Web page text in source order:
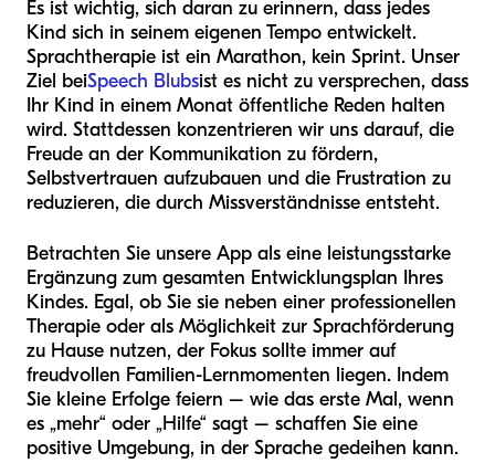
Es ist wichtig, sich daran zu erinnern, dass jedes
Kind sich in seinem eigenen Tempo entwickelt.
Sprachtherapie ist ein Marathon, kein Sprint. Unser
Ziel beiSpeech Blubsist es nicht zu versprechen, dass
Ihr Kind in einem Monat öffentliche Reden halten
wird. Stattdessen konzentrieren wir uns darauf, die
Freude an der Kommunikation zu fördern,
Selbstvertrauen aufzubauen und die Frustration zu
reduzieren, die durch Missverständnisse entsteht.
Betrachten Sie unsere App als eine leistungsstarke
Ergänzung zum gesamten Entwicklungsplan Ihres
Kindes. Egal, ob Sie sie neben einer professionellen
Therapie oder als Möglichkeit zur Sprachförderung
zu Hause nutzen, der Fokus sollte immer auf
freudvollen Familien-Lernmomenten liegen. Indem
Sie kleine Erfolge feiern – wie das erste Mal, wenn
es „mehr“ oder „Hilfe“ sagt – schaffen Sie eine
positive Umgebung, in der Sprache gedeihen kann.